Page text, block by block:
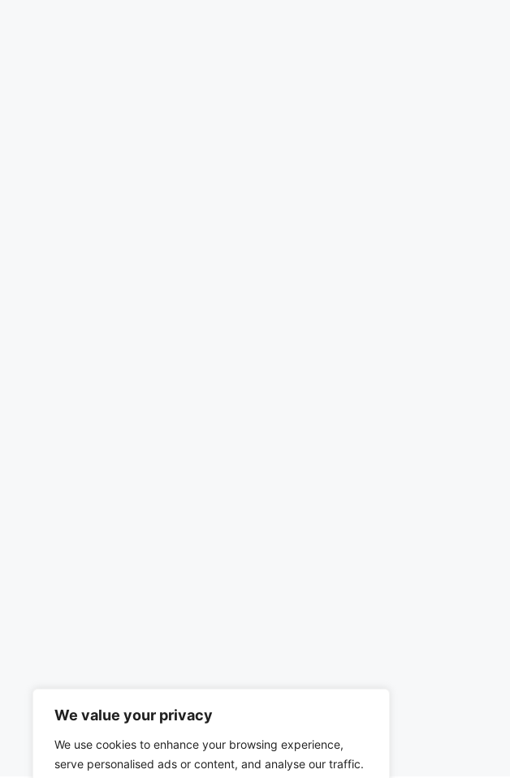
We value your privacy
We use cookies to enhance your browsing experience,
serve personalised ads or content, and analyse our traffic.